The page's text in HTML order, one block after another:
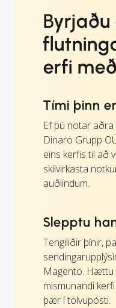
erfi
Tími þinn
Ef þú notar
Dinaro Grupp
eins kerfis til að
skilvirkasta
auðlindum.
Slepptu
Tengiliðir þínir,
Magento.
mismunandi
þær í tölvupósti.